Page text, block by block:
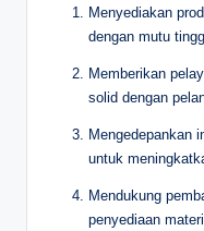
Menyediakan
dengan mutu
Memberikan
solid dengan
Mengedepankan
untuk
Mendukung
penyediaan